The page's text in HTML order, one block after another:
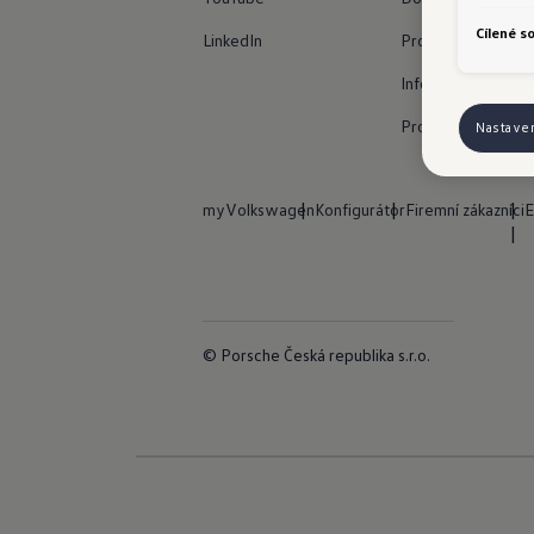
LinkedIn Prohlášení o shodě
Informace o
Prohlášení o
myVolkswagenKonfigurátorFiremní zákazníci
© Porsche Česká republika s.r.o.
Cílené